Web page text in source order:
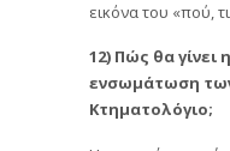
εικόνα του «πού,
12) Πώς θα γίνει
ενσωμάτωση
Κτηματολόγιο;